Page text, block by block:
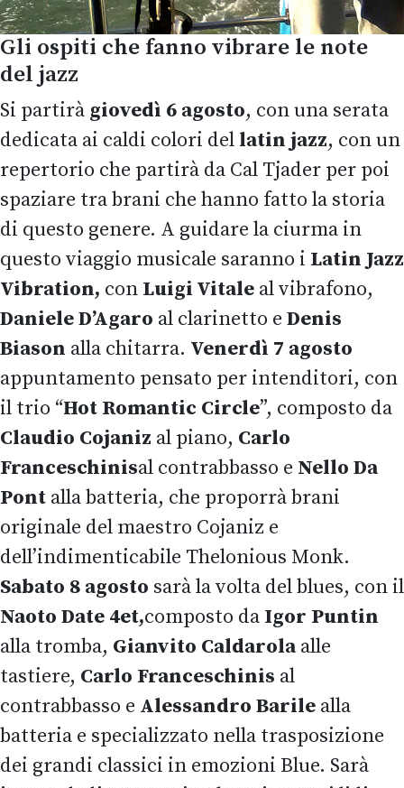
Gli ospiti che fanno vibrare le note
del jazz
Si partirà giovedì 6 agosto, con una serata
dedicata ai caldi colori del latin jazz, con un
repertorio che partirà da Cal Tjader per poi
spaziare tra brani che hanno fatto la storia
di questo genere. A guidare la ciurma in
questo viaggio musicale saranno i Latin Jazz
Vibration, con Luigi Vitale al vibrafono,
Daniele D’Agaro al clarinetto e Denis
Biason alla chitarra. Venerdì 7 agosto
appuntamento pensato per intenditori, con
il trio “Hot Romantic Circle”, composto da
Claudio Cojaniz al piano, Carlo
Franceschinisal contrabbasso e Nello Da
Pont alla batteria, che proporrà brani
originale del maestro Cojaniz e
dell’indimenticabile Thelonious Monk.
Sabato 8 agosto sarà la volta del blues, con il
Naoto Date 4et,composto da Igor Puntin
alla tromba, Gianvito Caldarolaalle
tastiere, Carlo Franceschinis al
contrabbasso e Alessandro Barile alla
batteria e specializzato nella trasposizione
dei grandi classici in emozioni Blue. Sarà